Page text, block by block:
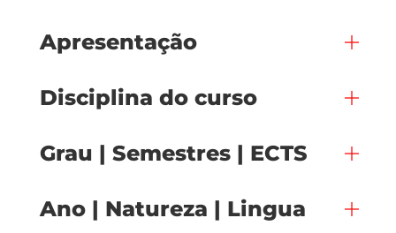
Apresentação
Disciplina do curso
Grau | Semestres | ECTS
Ano | Natureza | Lingua